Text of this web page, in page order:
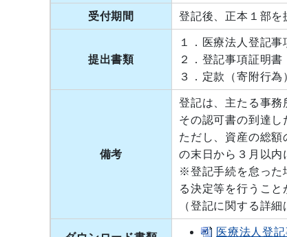
受付期間 登記後、正本１部を
提出書類
１．医療法人登記
２．登記事項証明書
３．定款（寄附行
備考
登記は、主たる事務
その認可書の到達し
ただし、資産の総
の末日から３月以内
※登記手続を怠った
る決定等を行うこと
（登記に関する詳
医療法人登